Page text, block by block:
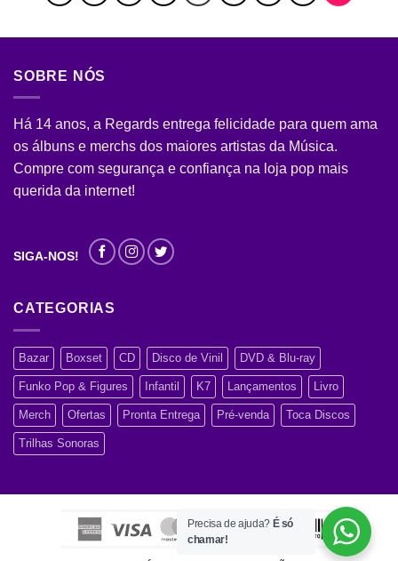
SOBRE NÓS
Há 14 anos, a Regards entrega felicidade para quem ama
os álbuns e merchs dos maiores artistas da Música.
Compre com segurança e confiança na loja pop mais
querida da internet!
SIGA-NOS!
CATEGORIAS
Bazar Boxset CD Disco de Vinil DVD & Blu-ray
Funko Pop & Figures Infantil K7 Lançamentos Livro
Merch Ofertas Pronta Entrega Pré-venda Toca Discos
Trilhas Sonoras
Precisa de ajuda? É só
chamar!